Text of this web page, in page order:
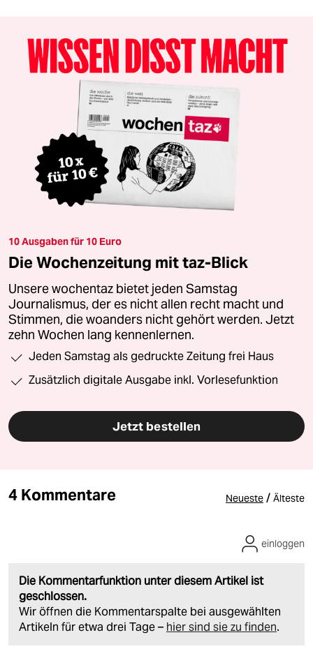
10 Ausgaben für 10 Euro
Die Wochenzeitung mit taz-Blick
Unsere wochentaz bietet jeden Samstag
Journalismus, der es nicht allen recht macht und
Stimmen, die woanders nicht gehört werden. Jetzt
zehn Wochen lang kennenlernen.
Jeden Samstag als gedruckte Zeitung frei Haus
Zusätzlich digitale Ausgabe inkl. Vorlesefunktion
Jetzt bestellen
4 Kommentare Neueste / Älteste
Die Kommentarfunktion unter diesem Artikel ist
geschlossen.
Wir öffnen die Kommentarspalte bei ausgewählten
Artikeln für etwa drei Tage – hier sind sie zu finden.
einloggen